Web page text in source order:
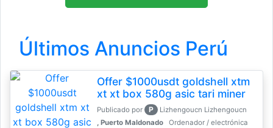
Últimos Anuncios Perú
Offer $1000usdt goldshell xtm
xt xt box 580g asic tari miner
Publicado por P
Lizhengoucn Lizhengoucn
, Puerto Maldonado
Ordenador / electrónica